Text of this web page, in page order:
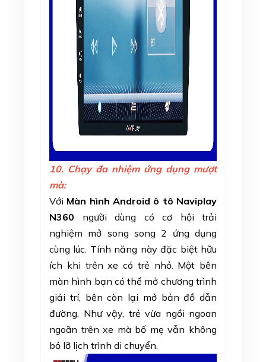
10. Chạy đa nhiệm ứng dụng mượt
mà:
Với Màn hình Android ô tô Naviplay
N360 người dùng có cơ hội trải
nghiệm mở song song 2 ứng dụng
cùng lúc. Tính năng này đặc biệt hữu
ích khi trên xe có trẻ nhỏ. Một bên
màn hình bạn có thể mở chương trình
giải trí, bên còn lại mở bản đồ dẫn
đường. Như vậy, trẻ vừa ngồi ngoan
ngoãn trên xe mà bố mẹ vẫn không
bỏ lỡ lịch trình di chuyển.